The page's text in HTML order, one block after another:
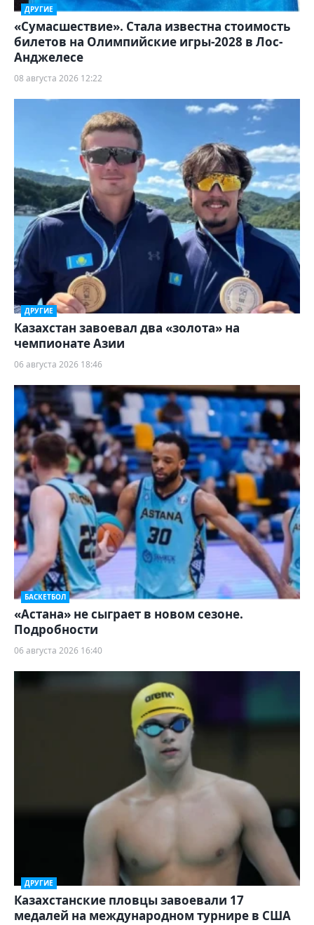
ДРУГИЕ
«Сумасшествие». Стала известна стоимость
билетов на Олимпийские игры-2028 в Лос-
Анджелесе
08 августа 2026 12:22
ДРУГИЕ
Казахстан завоевал два «золота» на
чемпионате Азии
06 августа 2026 18:46
БАСКЕТБОЛ
«Астана» не сыграет в новом сезоне.
Подробности
06 августа 2026 16:40
ДРУГИЕ
Казахстанские пловцы завоевали 17
медалей на международном турнире в США